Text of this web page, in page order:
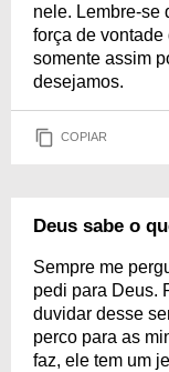
nele. Lembre-se
força de
somente assim
desejamos.
COPIAR
Deus sabe o
Sempre me
pedi para Deus.
duvidar desse
perco para as
faz, ele tem um